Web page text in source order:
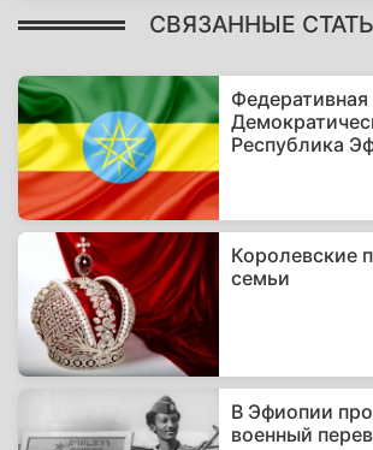
СВЯЗАННЫЕ
Федеративная
Республика
Королевские
семьи
В Эфиопии
военный